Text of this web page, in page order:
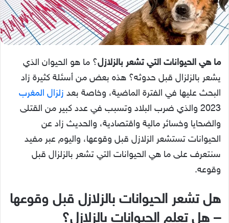
ما هي الحيوانات التي تشعر بالزلازل؟ ما هو الحيوان الذي
يشعر بالزلزال قبل حدوثه؟ هذه بعض من أسئلة كثيرة زاد
البحث عليها في الفترة الماضية، وخاصة بعد زلزال المغرب
2023 والذي ضرب البلاد وتسبب في عدد كبير من القتلى
والضحايا وخسائر مالية واقتصادية، والحديث زاد عن
الحيوانات تستشعر الزلازل قبل وقوعها، واليوم عبر مفيد
سنتعرف على ما هي الحيوانات التي تشعر بالزلزال قبل
وقوعه.
هل تشعر الحيوانات بالزلازل قبل وقوعها
– هل تعلم الحيوانات بالزلازل؟